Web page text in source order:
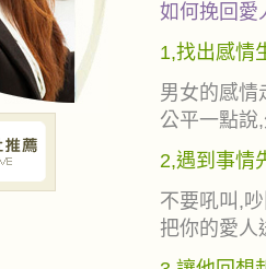
如何挽回愛
1,找出感情
男女的感情
公平一點說
2,遇到事情
不要吼叫,
把你的愛人